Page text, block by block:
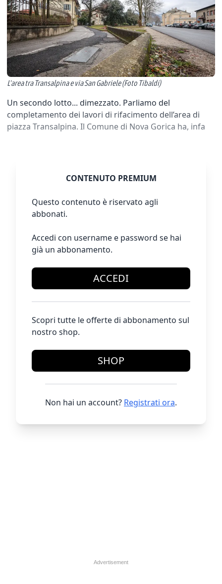
L'area tra Transalpina e via San Gabriele (Foto Tibaldi)
Un secondo lotto... dimezzato. Parliamo del
completamento dei lavori di rifacimento dell’area di
piazza Transalpina. Il Comune di Nova Gorica ha, infa
CONTENUTO PREMIUM
Questo contenuto è riservato agli
abbonati.
Accedi con username e password se hai
già un abbonamento.
ACCEDI
Scopri tutte le offerte di abbonamento sul
nostro shop.
SHOP
Non hai un account? Registrati ora.